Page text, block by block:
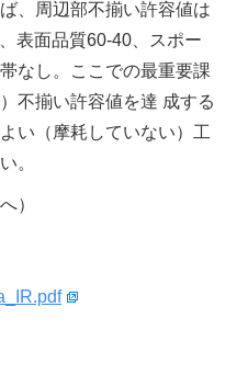
、周辺部不揃い許容値は
表面品質60-40、スポー
なし。ここでの最重要課
不揃い許容値を達 成する
い（摩耗していない）工
。
）